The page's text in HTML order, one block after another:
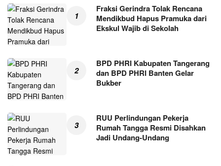
Fraksi Gerindra Tolak Rencana
Mendikbud Hapus Pramuka dari
Ekskul Wajib di Sekolah
BPD PHRI Kabupaten Tangerang
dan BPD PHRI Banten Gelar
Bukber
RUU Perlindungan Pekerja
Rumah Tangga Resmi Disahkan
Jadi Undang-Undang